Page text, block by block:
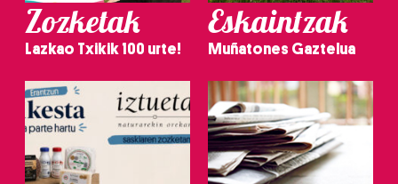
Zozketak
Lazkao Txikik 100 urte!
Eskaintzak
Muñatones Gaztelua